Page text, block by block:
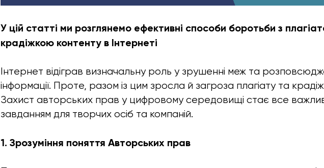
У цій статті ми розглянемо ефективні способи боротьби з
крадіжкою контенту в Інтернеті
Інтернет відіграв визначальну роль у зрушенні меж та
інформації. Проте, разом із цим зросла й загроза плагіату та
Захист авторських прав у цифровому середовищі стає все
завданням для творчих осіб та компаній.
1. Зрозуміння поняття Авторських прав